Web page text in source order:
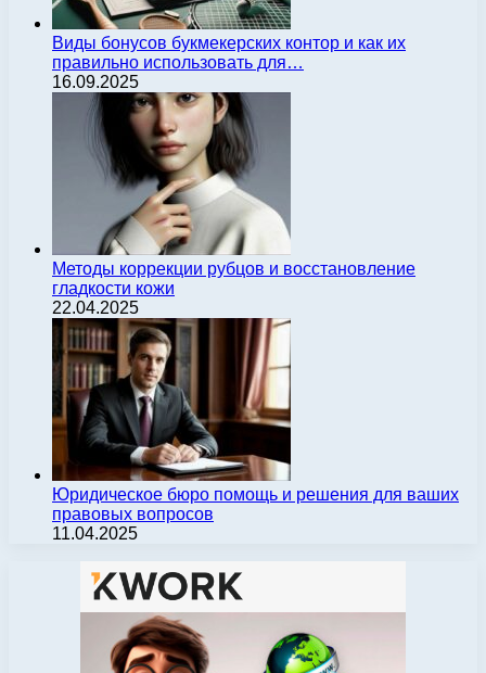
Виды бонусов букмекерских контор и как их
правильно использовать для…
16.09.2025
Методы коррекции рубцов и восстановление
гладкости кожи
22.04.2025
Юридическое бюро помощь и решения для ваших
правовых вопросов
11.04.2025